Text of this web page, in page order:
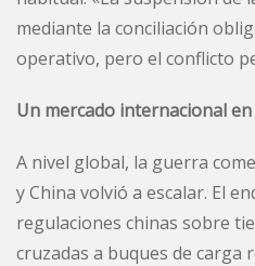
mediante la conciliación
operativo, pero el conflicto
Un mercado internacional
A nivel global, la guerra
y China volvió a escalar. El
regulaciones chinas sobre
cruzadas a buques de carga